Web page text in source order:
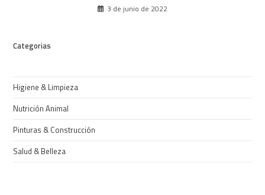
3 de junio de 2022
Categorias
Higiene & Limpieza
Nutrición Animal
Pinturas & Construcción
Salud & Belleza